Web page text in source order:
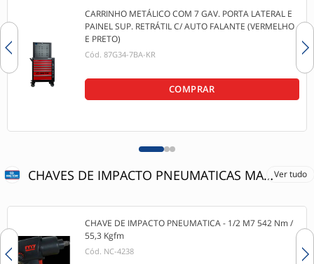
CARRINHO METÁLICO COM 7 GAV. PORTA LATERAL E
PAINEL SUP. RETRÁTIL C/ AUTO FALANTE (VERMELHO
E PRETO)
Cód. 87G34-7BA-KR
COMPRAR
CHAVES DE IMPACTO PNEUMATICAS MAIS VENDIDASVer tudo
CHAVE DE IMPACTO PNEUMATICA - 1/2 M7 542 Nm /
55,3 Kgfm
Cód. NC-4238